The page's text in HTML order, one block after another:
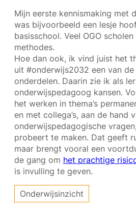
Mijn eerste kennismaking met
was bijvoorbeeld een lesje
basisschool. Veel OGO
methodes.
Hoe dan ook, ik vind juist het
uit #onderwijs2032 een van
onderdelen. Daarin zie ik als
onderwijspedagoog kansen.
het werken in thema’s
en met collega’s, aan de hand
onderwijspedagogische
probeert te maken. Dat geeft
maar brengt vooral een
de gang om het prachtige
is invulling te geven.
Onderwijsinzicht